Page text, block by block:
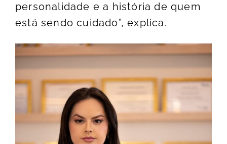
personalidade e a história de quem
está sendo cuidado”, explica.